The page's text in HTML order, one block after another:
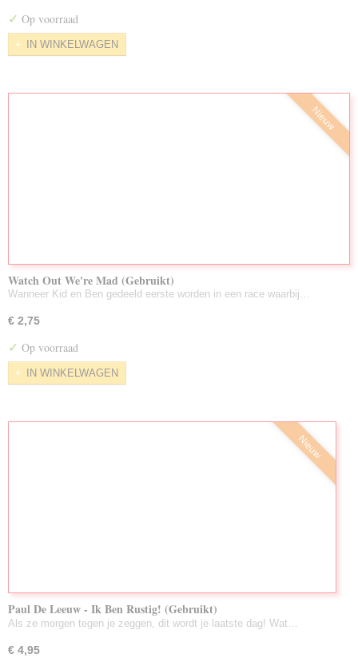
LuisterBoeken Gebruikt
Zeldzame DVD's
✓ Op voorraad
IN WINKELWAGEN
Nieuw
Watch Out We're Mad (Gebruikt)
Wanneer Kid en Ben gedeeld eerste worden in een race waarbij…
€ 2,75
✓ Op voorraad
IN WINKELWAGEN
Nieuw
Paul De Leeuw - Ik Ben Rustig! (Gebruikt)
Als ze morgen tegen je zeggen, dit wordt je laatste dag! Wat…
€ 4,95